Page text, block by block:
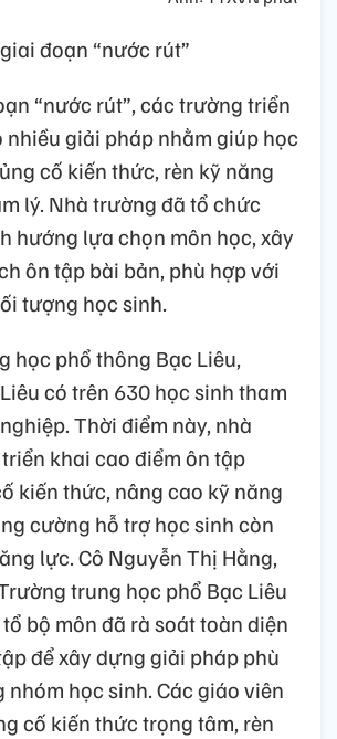
đoạn “nước rút”
“nước rút”, các trường triển
nhiều giải pháp nhằm giúp học
cố kiến thức, rèn kỹ năng
lý. Nhà trường đã tổ chức
hướng lựa chọn môn học, xây
ôn tập bài bản, phù hợp với
tượng học sinh.
học phổ thông Bạc Liêu,
có trên 630 học sinh tham
Thời điểm này, nhà
khai cao điểm ôn tập
kiến thức, nâng cao kỹ năng
cường hỗ trợ học sinh còn
lực. Cô Nguyễn Thị Hằng,
trung học phổ Bạc Liêu
bộ môn đã rà soát toàn diện
để xây dựng giải pháp phù
nhóm học sinh. Các giáo viên
cố kiến thức trọng tâm, rèn